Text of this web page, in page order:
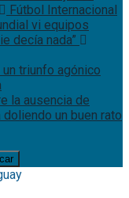
Fútbol Internacional
vi equipos
decía nada”
triunfo agónico
la ausencia de
doliendo un buen rato